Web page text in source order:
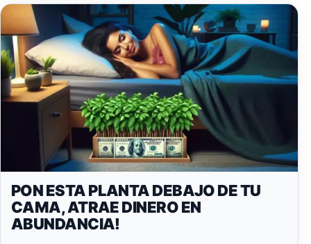
PON ESTA PLANTA DEBAJO DE TU
CAMA, ATRAE DINERO EN
ABUNDANCIA!